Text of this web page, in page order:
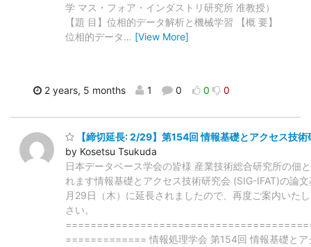
学 マス・フォア・インダストリ研究所 准教授）
【題 目】位相的データ解析と機械学習 【概 要】
位相的データ… [View More]
2 years, 5 months 1 0 0 0
【締切延長: 2/29】第154回 情報基礎とアクセス技
by Kosetsu Tsukuda
日本データベース学会の皆様 産業技術総合研究所の佃
れます情報基礎とアクセス技術研究会 (SIG-IFAT)の論
月29日（木）に延長されましたので、再度ご案内いた
さい。
============= 情報処理学会 第154回 情報基礎とア